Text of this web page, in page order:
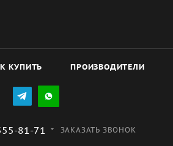
приточного воздуха
системой управления
GTC
КУПИТЬ ПРОИЗВОДИТЕЛИ
81-71 ЗАКАЗАТЬ ЗВОНОК